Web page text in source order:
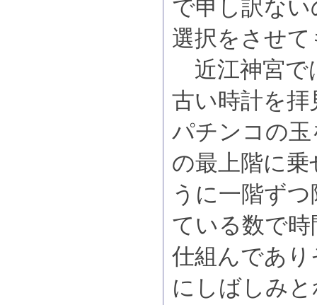
で申し訳な
選択をさせ
近江神宮で
古い時計を
パチンコの
の最上階に
うに一階ず
ている数で
仕組んであ
にしばしみ